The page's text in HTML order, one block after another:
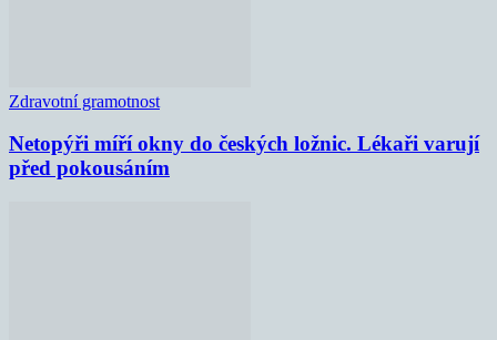
Zdravotní gramotnost
Netopýři míří okny do českých ložnic. Lékaři varují
před pokousáním